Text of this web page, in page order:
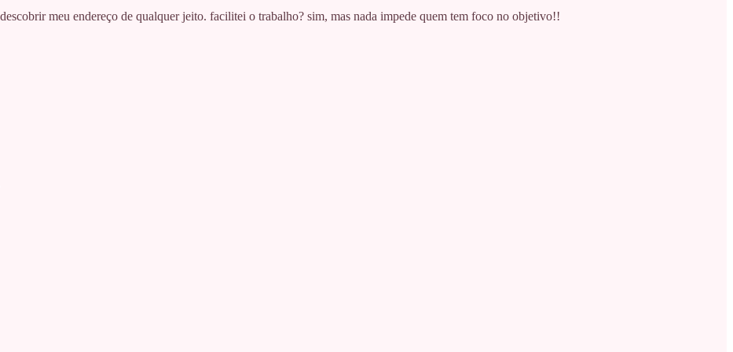
meu endereço de qualquer jeito. facilitei o trabalho? sim, mas nada impede quem tem foco no objetivo!!